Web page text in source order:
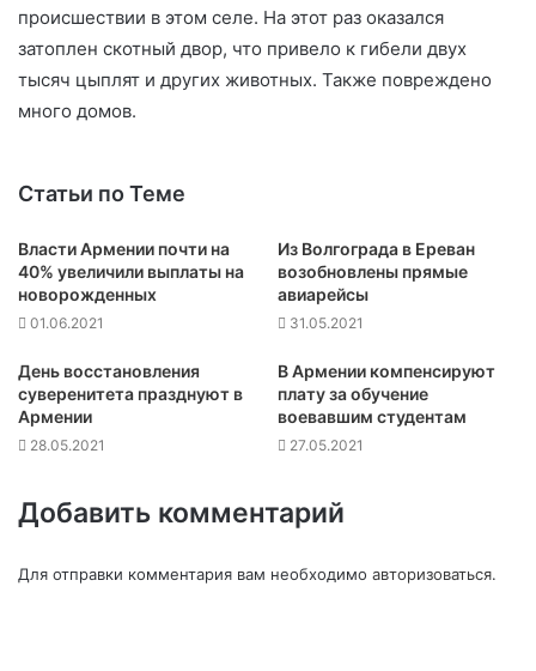
происшествии в этом селе. На этот раз оказался
затоплен скотный двор, что привело к гибели двух
тысяч цыплят и других животных. Также повреждено
много домов.
Статьи по Теме
Власти Армении почти на
40% увеличили выплаты на
новорожденных
01.06.2021
Из Волгограда в Ереван
возобновлены прямые
авиарейсы
31.05.2021
День восстановления
суверенитета празднуют в
Армении
28.05.2021
В Армении компенсируют
плату за обучение
воевавшим студентам
27.05.2021
Добавить комментарий
Для отправки комментария вам необходимо авторизоваться.